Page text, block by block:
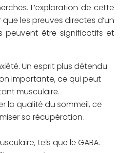
L’exploration de cette
les preuves directes d’un
peuvent être significatifs et
Un esprit plus détendu
importante, ce qui peut
musculaire.
la qualité du sommeil, ce
sa récupération.
tels que le GABA.